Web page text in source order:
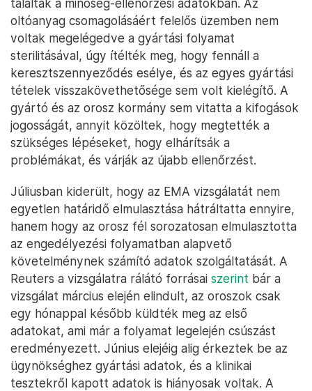
találtak a minőség-ellenőrzési adatokban. Az
oltóanyag csomagolásáért felelős üzemben nem
voltak megelégedve a gyártási folyamat
sterilitásával, úgy ítélték meg, hogy fennáll a
keresztszennyeződés esélye, és az egyes gyártási
tételek visszakövethetősége sem volt kielégítő. A
gyártó és az orosz kormány sem vitatta a kifogások
jogosságát, annyit közöltek, hogy megtették a
szükséges lépéseket, hogy elhárítsák a
problémákat, és várják az újabb ellenőrzést.
Júliusban kiderült, hogy az EMA vizsgálatát nem
egyetlen határidő elmulasztása hátráltatta ennyire,
hanem hogy az orosz fél sorozatosan elmulasztotta
az engedélyezési folyamatban alapvető
követelménynek számító adatok szolgáltatását. A
Reuters a vizsgálatra rálátó forrásai szerint bár a
vizsgálat március elején elindult, az oroszok csak
egy hónappal később küldték meg az első
adatokat, ami már a folyamat legelején csúszást
eredményezett. Június elejéig alig érkeztek be az
ügynökséghez gyártási adatok, és a klinikai
tesztekről kapott adatok is hiányosak voltak. A